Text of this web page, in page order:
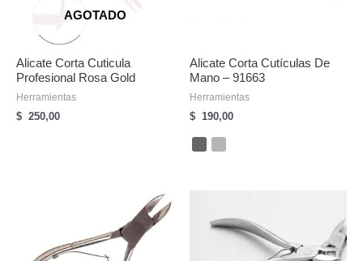
AGOTADO
Alicate Corta Cuticula
Profesional Rosa Gold
Herramientas
$ 250,00
Alicate Corta Cutículas De
Mano – 91663
Herramientas
$ 190,00